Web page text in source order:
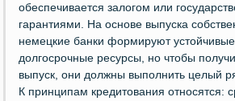
обеспечивается залогом или
гарантиями. На основе выпуска
немецкие банки формируют
долгосрочные ресурсы, но чтобы
выпуск, они должны выполнить целый
К принципам кредитования относятся: